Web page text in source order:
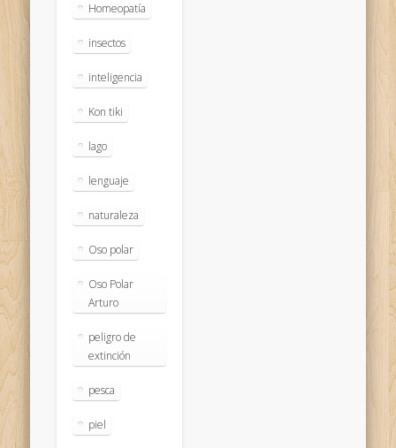
Homeopatía
insectos
inteligencia
Kon tiki
lago
lenguaje
naturaleza
Oso polar
Oso Polar
Arturo
peligro de
extinción
pesca
piel